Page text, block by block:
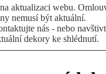
aktualizaci webu.
nemusí být aktuální.
nás - nebo
dekory ke shlédnutí.